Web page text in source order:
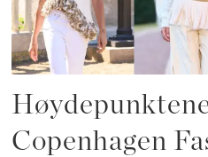
Copenhagen